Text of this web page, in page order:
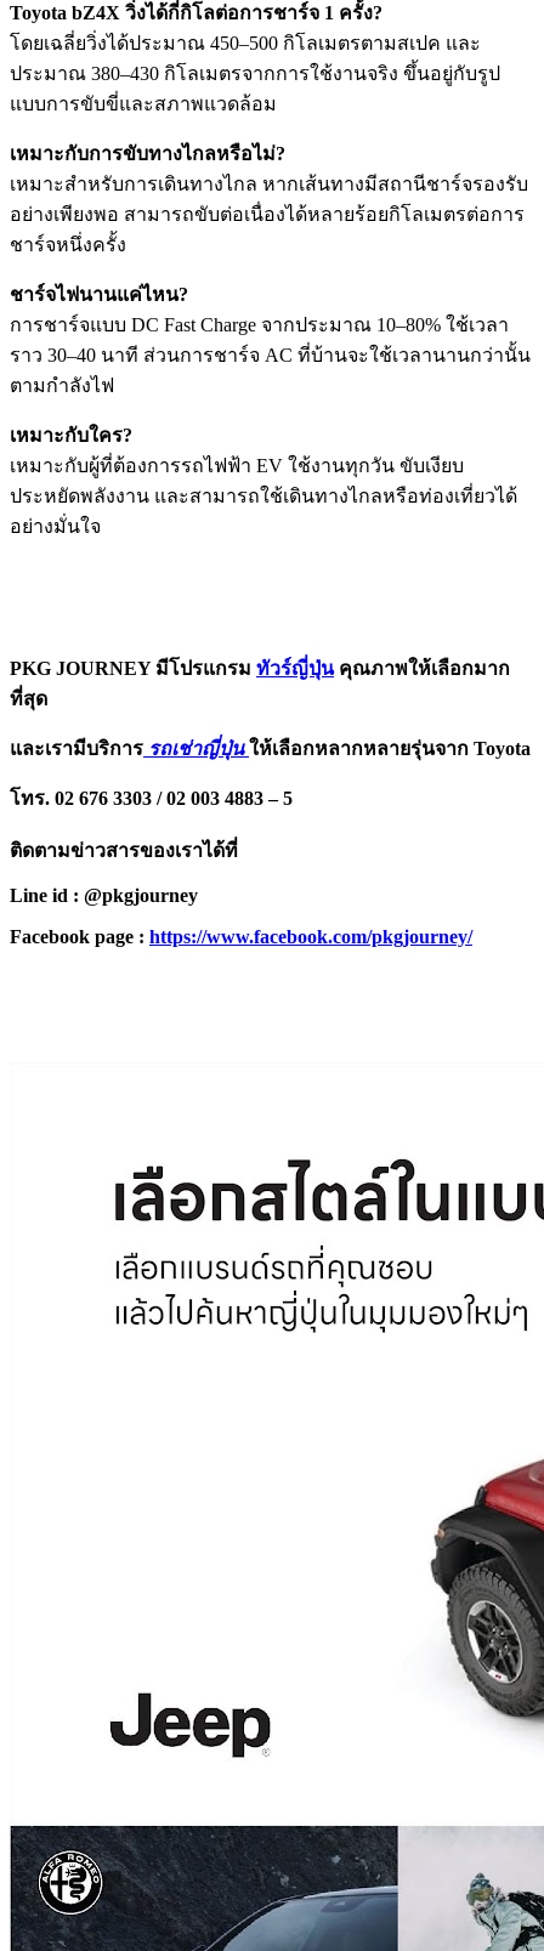
Toyota bZ4X วิ่งได้กี่กิโลต่อการชาร์จ 1 ครั้ง?
โดยเฉลี่ยวิ่งได้ประมาณ 450–500 กิโลเมตรตามสเปค และ
ประมาณ 380–430 กิโลเมตรจากการใช้งานจริง ขึ้นอยู่กับรูป
แบบการขับขี่และสภาพแวดล้อม
เหมาะกับการขับทางไกลหรือไม่?
เหมาะสำหรับการเดินทางไกล หากเส้นทางมีสถานีชาร์จรองรับ
อย่างเพียงพอ สามารถขับต่อเนื่องได้หลายร้อยกิโลเมตรต่อการ
ชาร์จหนึ่งครั้ง
ชาร์จไฟนานแค่ไหน?
การชาร์จแบบ DC Fast Charge จากประมาณ 10–80% ใช้เวลา
ราว 30–40 นาที ส่วนการชาร์จ AC ที่บ้านจะใช้เวลานานกว่านั้น
ตามกำลังไฟ
เหมาะกับใคร?
เหมาะกับผู้ที่ต้องการรถไฟฟ้า EV ใช้งานทุกวัน ขับเงียบ
ประหยัดพลังงาน และสามารถใช้เดินทางไกลหรือท่องเที่ยวได้
อย่างมั่นใจ
PKG JOURNEY มีโปรแกรม ทัวร์ญี่ปุ่นคุณภาพให้เลือกมาก
ที่สุด
และเรามีบริการ รถเช่าญี่ปุ่น ให้เลือกหลากหลายรุ่นจาก Toyota
โทร. 02 676 3303 / 02 003 4883 – 5
ติดตามข่าวสารของเราได้ที่
Line id : @pkgjourney
Facebook page : https://www.facebook.com/pkgjourney/